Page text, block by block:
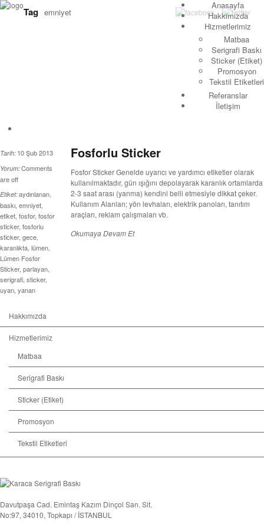
Anasayfa
Hakkımızda
Hizmetlerimiz
Matbaa
Serigrafi Baskı
Sticker (Etiket)
Promosyon
Tekstil Etiketleri
Referanslar
İletişim
Tag emniyet
Tarih: 10 Şub 2013
Yorum:Comments
are off
Etiket:aydınlanan
baskı emniyet
etiket fosfor, fosfor
sticker, fosforlu
sticker, gece
karanlıkta lümen
Lümen Fosfor
Sticker, parlayan
serigrafi sticker,
uyarı yanan
Fosforlu Sticker
Fosfor Sticker Genelde uyarıcı ve yardımcı etiketler olarak
kullanılmaktadır, gün ışığını depolayarak karanlık ortamlarda
2-3 saat arası (yanma) kendini belli etmesiyle dikkat çeker.
Kullanım Alanları; yön levhaları, elektrik panoları, tanıtım
araçları, reklam çalışmaları vb.
Okumaya Devam Et
Hakkımızda
Hizmetlerimiz
Matbaa
Serigrafi Baskı
Sticker (Etiket)
Promosyon
Tekstil Etiketleri
Davutpaşa Cad. Emintaş Kazım Dinçol San. Sit.
No:97, 34010, Topkapı / İSTANBUL